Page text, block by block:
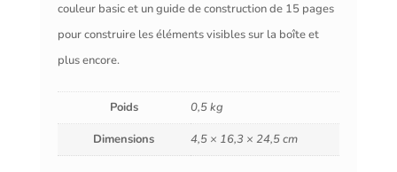
couleur basic et un guide de construction de 15 pages
pour construire les éléments visibles sur la boîte et
plus encore.
Poids
0,5 kg
Dimensions
4,5 × 16,3 × 24,5 cm